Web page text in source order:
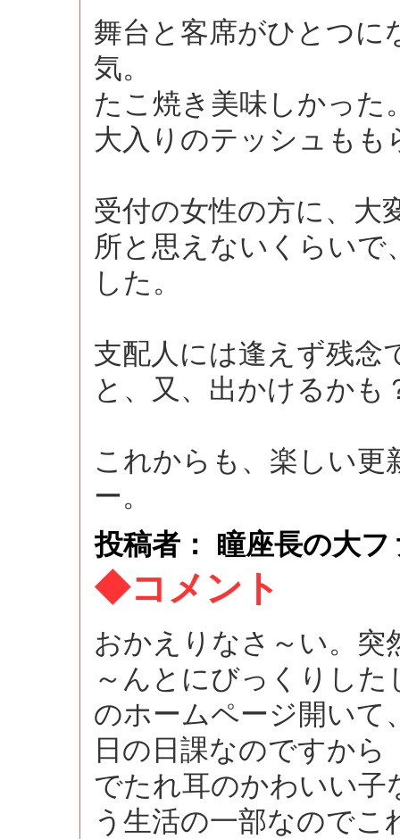
舞台と客席がひとつに
気。
たこ焼き美味しかった
大入りのテッシュもも
受付の女性の方に、大
所と思えないくらい
した。
支配人には逢えず残念
と、又、出かけるかも
これからも、楽しい更
ー。
投稿者： 瞳座長の大
◆コメント
おかえりなさ～い。突
～んとにびっくりし
のホームページ開いて
日の日課なのですか
でたれ耳のかわいい子
う生活の一部なので